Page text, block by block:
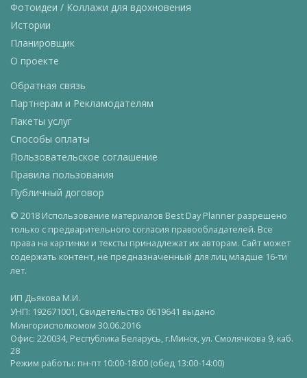
Фотоидеи / Коллажи для вдохновения
Истории
Планировщик
О проекте
Обратная связь
Партнерам и Рекламодателям
Пакеты услуг
Способы оплаты
Пользовательское соглашение
Правила пользования
Публичный договор
© 2018 Использование материалов Best Day Planner разрешено
только с предварительного согласия правообладателей. Все
права на картинки и тексты принадлежат их авторам. Сайт может
содержать контент, не предназначенный для лиц младше 16-ти
лет.
ИП Дьякова М.И.
УНП: 192671001, Свидетельство 0619641 выдано
Мингорисполкомом 30.06.2016
Офис: 220034, Республика Беларусь, г.Минск, ул. Смолячкова 9, каб.
28
Режим работы: пн-пт 10:00-18:00 (обед 13:00-14:00)